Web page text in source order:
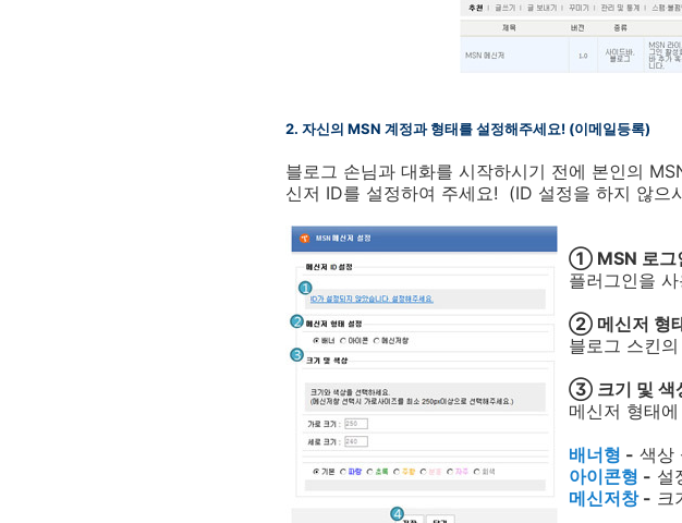
2. 자신의 MSN 계정과 형태를 설정해주세요! (이메일등록)
블로그 손님과 대화를 시작하시기 전에 본인의
신저 ID를 설정하여 주세요! (ID 설정을 하지 않으
① MSN 로그
플러그인을
② 메신저 형
블로그 스킨
③ 크기 및 색
메신저 형태
배너형 - 색상
아이콘형 - 설
메신저창- 크